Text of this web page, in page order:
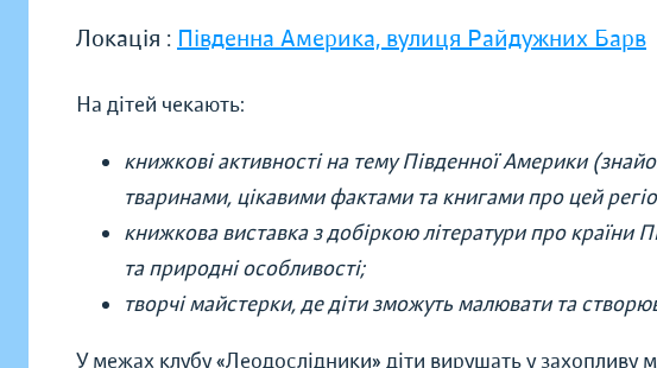
Локація : Південна Америка, вулиця Райдужних Барв
На дітей чекають:
книжкові активності на тему Південної Америки
тваринами, цікавими фактами та книгами про цей
книжкова виставка з добіркою літератури про країни
та природні особливості;
творчі майстерки, де діти зможуть малювати та
У межах клубу «Леодослідники» діти вирушать у